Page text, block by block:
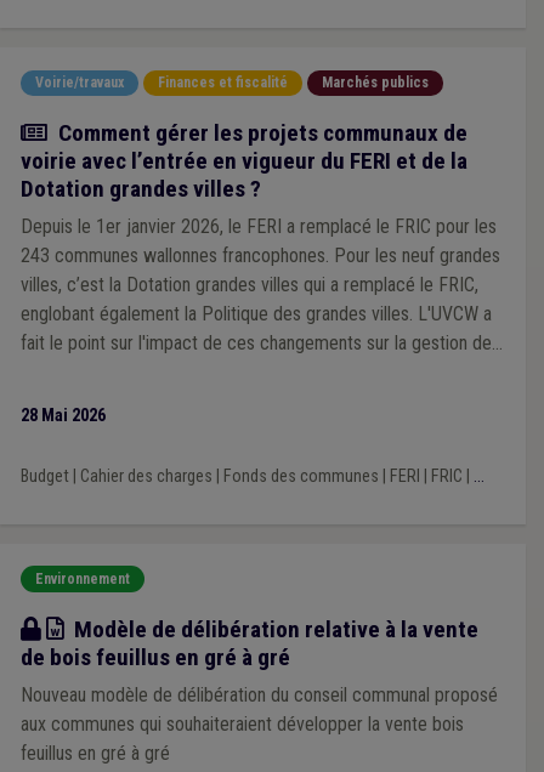
Voirie/travaux Finances et fiscalité Marchés publics
Article
Comment gérer les projets communaux de
voirie avec l’entrée en vigueur du FERI et de la
Dotation grandes villes ?
Depuis le 1er janvier 2026, le FERI a remplacé le FRIC pour les
243 communes wallonnes francophones. Pour les neuf grandes
villes, c’est la Dotation grandes villes qui a remplacé le FRIC,
englobant également la Politique des grandes villes. L'UVCW a
fait le point sur l'impact de ces changements sur la gestion des
28 Mai 2026
Budget| Cahier des charges Fonds des communes FERI FRIC ...
Environnement
Modèle
Modèle de délibération relative à la vente
de bois feuillus en gré à gré
Nouveau modèle de délibération du conseil communal proposé
aux communes qui souhaiteraient développer la vente bois
feuillus en gré à gré